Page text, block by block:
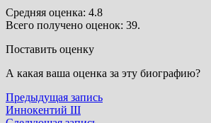
Средняя оценка: 4.8
Всего получено оценок: 39.
Поставить оценку
А какая ваша оценка за эту биографию?
Навигация
по
Предыдущая записьПредыдущая
Иннокентий III